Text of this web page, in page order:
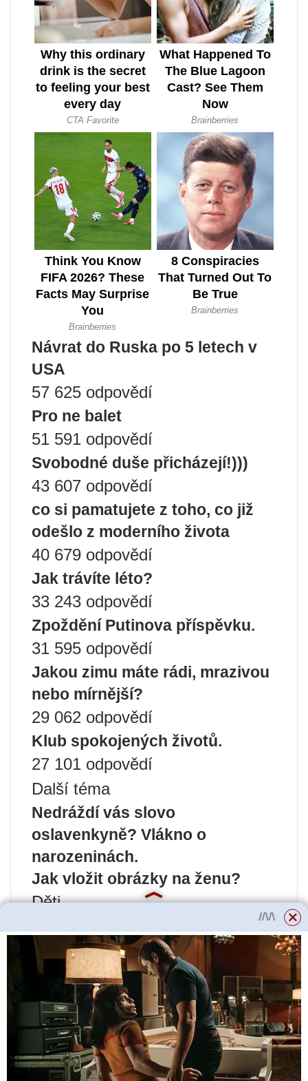
Návrat do Ruska po 5 letech v
USA
57 625 odpovědí
Pro ne balet
51 591 odpovědí
Svobodné duše přicházejí!)))
43 607 odpovědí
co si pamatujete z toho, co již
odešlo z moderního života
40 679 odpovědí
Jak trávíte léto?
33 243 odpovědí
Zpoždění Putinova příspěvku.
31 595 odpovědí
Jakou zimu máte rádi, mrazivou
nebo mírnější?
29 062 odpovědí
Klub spokojených životů.
27 101 odpovědí
Další téma
Nedráždí vás slovo
oslavenkyně? Vlákno o
narozeninách.
Jak vložit obrázky na ženu?
Děti
Děti od 7 do 12 let
teenageři
Dětská výživa
Zdraví a rozvoj
Školky a školy
Jména